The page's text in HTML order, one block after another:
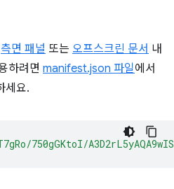
측면 패널 또는 오프스크린 문서 내
하려면 manifest.json 파일에서
세요.
750gGKtoI/